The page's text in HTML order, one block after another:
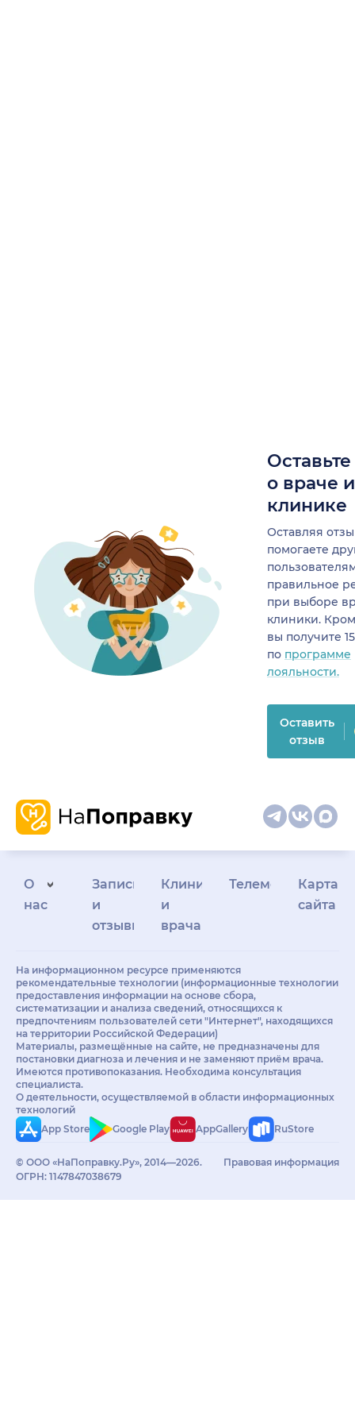
о враче
клинике
Оставляя
помогаете
правильное
при выборе
клиники.
вы получите
по программе
лояльности.
Оставить
отзыв
О
нас
Запись
и
отзывы
Клиникам
и
врачам
Телемедицина
Карта
сайта
На информационном ресурсе применяются
рекомендательные технологии (информационные технологии
предоставления информации на основе сбора,
систематизации и анализа сведений, относящихся к
предпочтениям пользователей сети "Интернет", находящихся
на территории Российской Федерации)
Материалы, размещённые на сайте, не предназначены для
постановки диагноза и лечения и не заменяют приём врача.
Имеются противопоказания. Необходима консультация
специалиста.
О деятельности, осуществляемой в области информационных
технологий
App Store
Google Play AppGallery RuStore
© ООО «НаПоправку.Ру», 2014—2026.
ОГРН: 1147847038679
Правовая информация